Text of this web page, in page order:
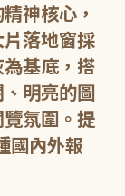
神核心，
落地窗採
基底，搭
明亮的圖
氛圍。提
國內外報